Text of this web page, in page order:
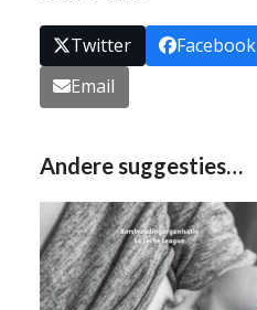
Twitter Facebook
Email
Andere suggesties…